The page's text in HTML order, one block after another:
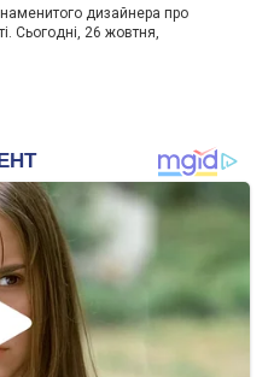
дизайнера про
Сьогодні, 26 жовтня,